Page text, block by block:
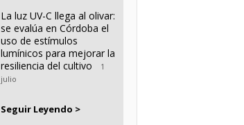
La luz UV-C llega al olivar:
se evalúa en Córdoba el
uso de estímulos
lumínicos para mejorar la
resiliencia del cultivo
1
julio
Seguir Leyendo >